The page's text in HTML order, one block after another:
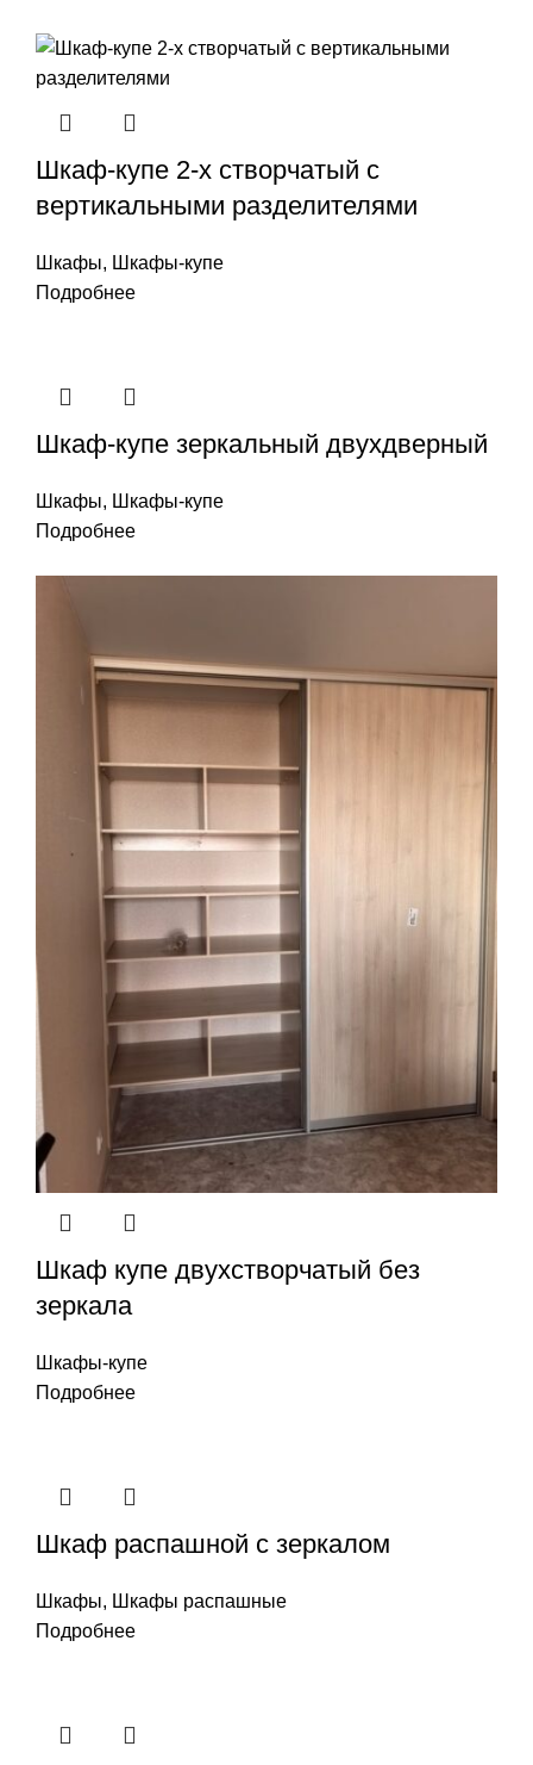
Шкаф-купе 2-х створчатый с
вертикальными разделителями
Шкафы, Шкафы-купе
Подробнее
Шкаф-купе зеркальный двухдверный
Шкафы, Шкафы-купе
Подробнее
Шкаф купе двухстворчатый без
зеркала
Шкафы-купе
Подробнее
Шкаф распашной с зеркалом
Шкафы, Шкафы распашные
Подробнее